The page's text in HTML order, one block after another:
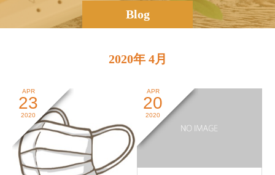
Blog
2020年 4月
APR
23
2020
APR
20
2020